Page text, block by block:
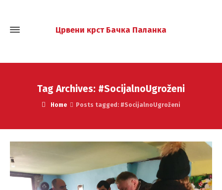
Црвени крст Бачка Паланка
Tag Archives: #SocijalnoUgroženi
Home Posts tagged: #SocijalnoUgroženi